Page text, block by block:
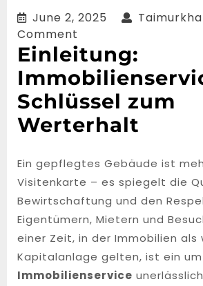
June 2, 2025 June
2025
Comment
Einleitung:
Schlüssel zum
Werterhalt
Ein gepflegtes Gebäude ist
Visitenkarte – es spiegelt die
Bewirtschaftung und den
Eigentümern, Mietern und
einer Zeit, in der Immobilien als
Kapitalanlage gelten, ist ein
Immobilienservice